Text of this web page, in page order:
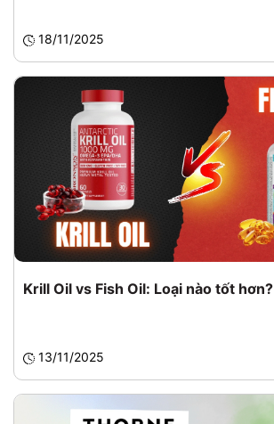
18/11/2025
Krill Oil vs Fish Oil: Loại nào tốt hơn?
13/11/2025